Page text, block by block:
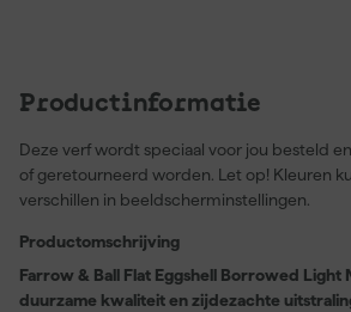
Productinformatie
Deze verf wordt speciaal voor jou besteld
of geretourneerd worden. Let op! Kleuren
verschillen in beeldscherminstellingen.
Productomschrijving
Farrow & Ball Flat Eggshell Borrowed Light
duurzame kwaliteit en zijdezachte